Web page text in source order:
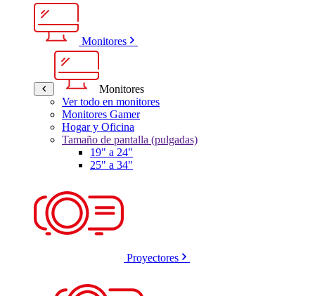
Monitores
Monitores
Ver todo en monitores
Monitores Gamer
Hogar y Oficina
Tamaño de pantalla (pulgadas)
19" a 24"
25" a 34"
Proyectores